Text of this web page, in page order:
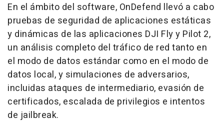
En el ámbito del software, OnDefend llevó a cabo
pruebas de seguridad de aplicaciones estáticas
y dinámicas de las aplicaciones DJI Fly y Pilot 2,
un análisis completo del tráfico de red tanto en
el modo de datos estándar como en el modo de
datos local, y simulaciones de adversarios,
incluidas ataques de intermediario, evasión de
certificados, escalada de privilegios e intentos
de jailbreak.